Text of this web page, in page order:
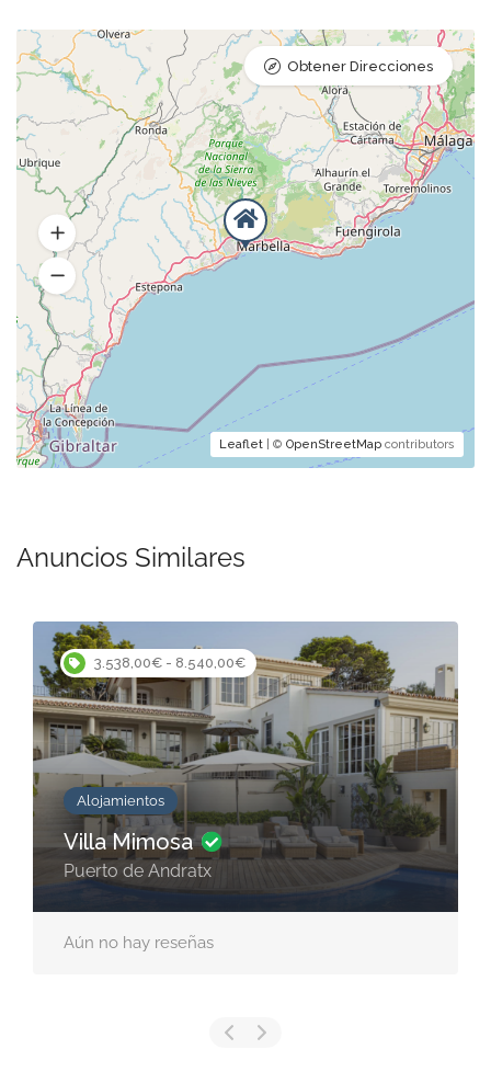
Leaflet | © OpenStreetMap contributors
Obtener Direcciones
Anuncios Similares
Destacado 350,00€ - 500,00€
Finca Rústica
Finca Garrover
Portocolom-Portocristo km 2,4
07689 S‘Espinagar. Manacor
Mallorca
Aún no hay reseñas